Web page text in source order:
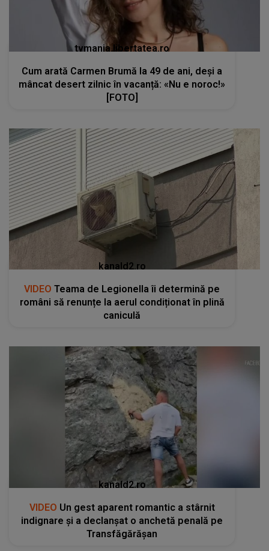
kanald2.ro
VIDEOTeama de Legionella îi determină pe
români să renunțe la aerul condiționat în plină
caniculă
kanald2.ro
Un gest aparent romantic a stârnit
indignare și a declanșat o anchetă penală pe
Transfăgărășan
RECOMANDĂRI